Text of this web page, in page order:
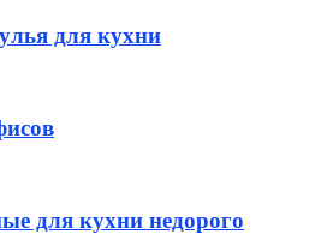
для кухни
для кухни недорого